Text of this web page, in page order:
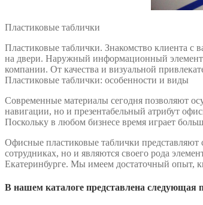
Пластиковые таблички
Пластиковые таблички. Знакомство клиента с
на двери. Наружный информационный элемент
компании. От качества и визуальной
Пластиковые таблички: особенности и виды
Современные материалы сегодня позволяют
навигации, но и презентабельный атрибут
Поскольку в любом бизнесе время играет
Офисные пластиковые таблички
сотрудниках, но и являются своего рода
Екатеринбурге. Мы имеем достаточный опыт,
В нашем каталоге представлена следующая